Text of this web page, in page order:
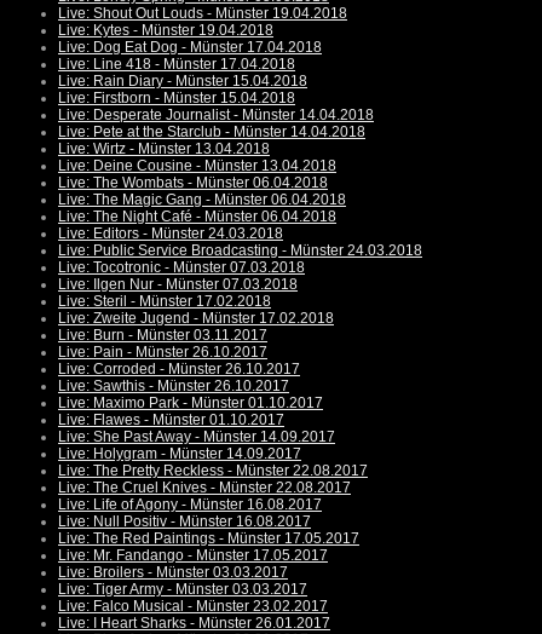
Live: Shout Out Louds - Münster 19.04.2018
Live: Kytes - Münster 19.04.2018
Live: Dog Eat Dog - Münster 17.04.2018
Live: Line 418 - Münster 17.04.2018
Live: Rain Diary - Münster 15.04.2018
Live: Firstborn - Münster 15.04.2018
Live: Desperate Journalist - Münster 14.04.2018
Live: Pete at the Starclub - Münster 14.04.2018
Live: Wirtz - Münster 13.04.2018
Live: Deine Cousine - Münster 13.04.2018
Live: The Wombats - Münster 06.04.2018
Live: The Magic Gang - Münster 06.04.2018
Live: The Night Café - Münster 06.04.2018
Live: Editors - Münster 24.03.2018
Live: Public Service Broadcasting - Münster 24.03.2018
Live: Tocotronic - Münster 07.03.2018
Live: Ilgen Nur - Münster 07.03.2018
Live: Steril - Münster 17.02.2018
Live: Zweite Jugend - Münster 17.02.2018
Live: Burn - Münster 03.11.2017
Live: Pain - Münster 26.10.2017
Live: Corroded - Münster 26.10.2017
Live: Sawthis - Münster 26.10.2017
Live: Maximo Park - Münster 01.10.2017
Live: Flawes - Münster 01.10.2017
Live: She Past Away - Münster 14.09.2017
Live: Holygram - Münster 14.09.2017
Live: The Pretty Reckless - Münster 22.08.2017
Live: The Cruel Knives - Münster 22.08.2017
Live: Life of Agony - Münster 16.08.2017
Live: Null Positiv - Münster 16.08.2017
Live: The Red Paintings - Münster 17.05.2017
Live: Mr. Fandango - Münster 17.05.2017
Live: Broilers - Münster 03.03.2017
Live: Tiger Army - Münster 03.03.2017
Live: Falco Musical - Münster 23.02.2017
Live: I Heart Sharks - Münster 26.01.2017